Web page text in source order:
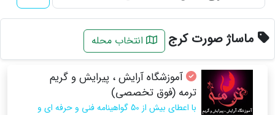
ماساژ صورت کرج انتخاب محله
آموزشگاه آرایش ، پیرایش و گریم
ترمه (فوق تخصصی)
با اعطای بیش از 50 گواهینامه فنی و حرفه ای و